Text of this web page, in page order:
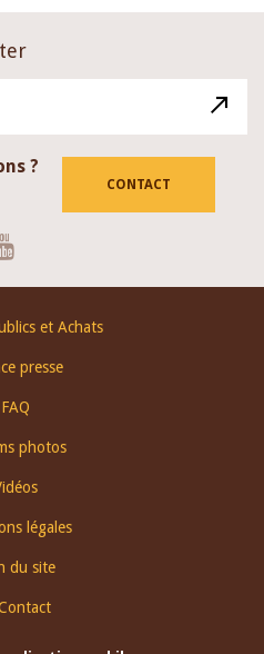
?
CONTACT
et Achats
presse
FAQ
photos
légales
du site